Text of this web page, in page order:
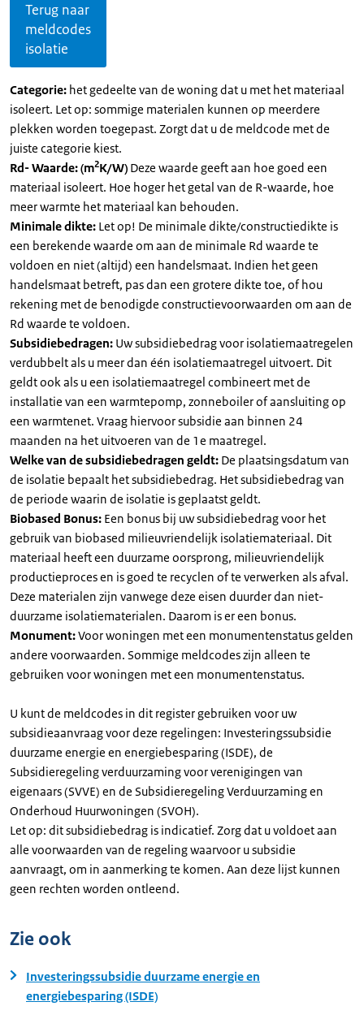
Terug naar
meldcodes
isolatie
Categorie: het gedeelte van de woning dat u met het materiaal
isoleert. Let op: sommige materialen kunnen op meerdere
plekken worden toegepast. Zorgt dat u de meldcode met de
juiste categorie kiest.
Rd- Waarde: (m2K/W) Deze waarde geeft aan hoe goed een
materiaal isoleert. Hoe hoger het getal van de R-waarde, hoe
meer warmte het materiaal kan behouden.
Minimale dikte: Let op! De minimale dikte/constructiedikte is
een berekende waarde om aan de minimale Rd waarde te
voldoen en niet (altijd) een handelsmaat. Indien het geen
handelsmaat betreft, pas dan een grotere dikte toe, of hou
rekening met de benodigde constructievoorwaarden om aan de
Rd waarde te voldoen.
Subsidiebedragen: Uw subsidiebedrag voor isolatiemaatregelen
verdubbelt als u meer dan één isolatiemaatregel uitvoert. Dit
geldt ook als u een isolatiemaatregel combineert met de
installatie van een warmtepomp, zonneboiler of aansluiting op
een warmtenet. Vraag hiervoor subsidie aan binnen 24
maanden na het uitvoeren van de 1e maatregel.
Welke van de subsidiebedragen geldt: De plaatsingsdatum van
de isolatie bepaalt het subsidiebedrag. Het subsidiebedrag van
de periode waarin de isolatie is geplaatst geldt.
Biobased Bonus: Een bonus bij uw subsidiebedrag voor het
gebruik van biobased milieuvriendelijk isolatiemateriaal. Dit
materiaal heeft een duurzame oorsprong, milieuvriendelijk
productieproces en is goed te recyclen of te verwerken als afval.
Deze materialen zijn vanwege deze eisen duurder dan niet-
duurzame isolatiematerialen. Daarom is er een bonus.
Monument:Voor woningen met een monumentenstatus gelden
andere voorwaarden. Sommige meldcodes zijn alleen te
gebruiken voor woningen met een monumentenstatus.
U kunt de meldcodes in dit register gebruiken voor uw
subsidieaanvraag voor deze regelingen: Investeringssubsidie
duurzame energie en energiebesparing (ISDE), de
Subsidieregeling verduurzaming voor verenigingen van
eigenaars (SVVE) en de Subsidieregeling Verduurzaming en
Onderhoud Huurwoningen (SVOH).
Let op: dit subsidiebedrag is indicatief. Zorg dat u voldoet aan
alle voorwaarden van de regeling waarvoor u subsidie
aanvraagt, om in aanmerking te komen. Aan deze lijst kunnen
geen rechten worden ontleend.
Zie ook
Investeringssubsidie duurzame energie en
energiebesparing (ISDE)